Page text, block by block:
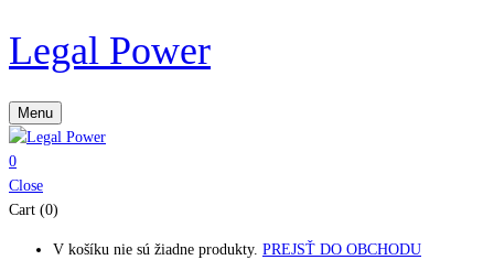
Legal Power
Menu
0
Close
Cart (0)
V košíku nie sú žiadne produkty. PREJSŤ DO OBCHODU